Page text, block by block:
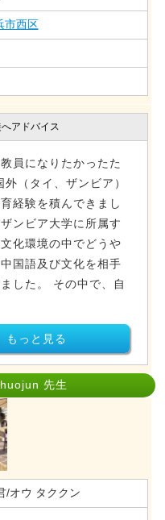
市西区
アドバイス
員になりたかったた
（タイ、ザンビア）
経験を積んできまし
ンビア大学に所属す
化環境の中でどうや
国語及び文化を相手
した。 その中で、自
もっと見る
先生
/オウ タククン